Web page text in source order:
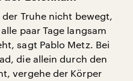
Truhe nicht bewegt,
paar Tage langsam
sagt Pablo Metz. Bei
die allein durch den
vergehe der Körper